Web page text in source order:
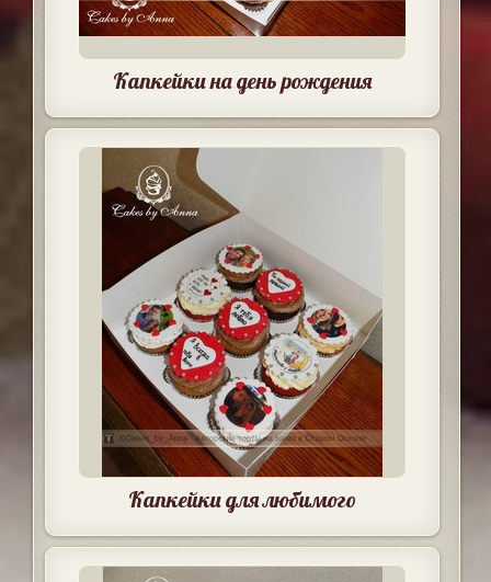
Капкейки на день рождения
Капкейки для любимого